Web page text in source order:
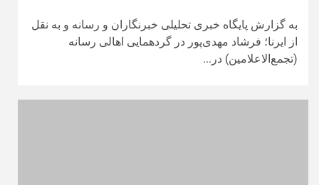
به گزارش پایگاه خبری تحلیلی خبرنگاران و رسانه و به نقل
از ایرنا؛ فرشاد مهدی‌پور در گردهمایی اهالی رسانه
(تجمع‌الاعلامین) در...